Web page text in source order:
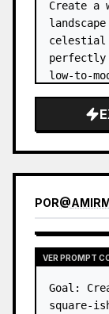
Create a
celestial
low-to-
and pale
POR@
VER PROMPT
Goal:
square-